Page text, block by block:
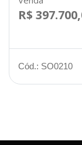
R$
Cód.: SO0210